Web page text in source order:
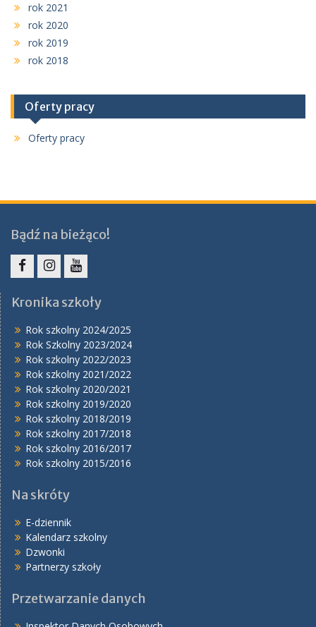
rok 2021
rok 2020
rok 2019
rok 2018
Oferty pracy
Oferty pracy
Bądź na bieżąco!
Kronika szkoły
Rok szkolny 2024/2025
Rok Szkolny 2023/2024
Rok szkolny 2022/2023
Rok szkolny 2021/2022
Rok szkolny 2020/2021
Rok szkolny 2019/2020
Rok szkolny 2018/2019
Rok szkolny 2017/2018
Rok szkolny 2016/2017
Rok szkolny 2015/2016
Na skróty
E-dziennik
Kalendarz szkolny
Dzwonki
Partnerzy szkoły
Przetwarzanie danych